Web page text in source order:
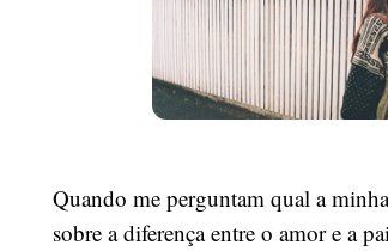
Quando me perguntam qual a
sobre a diferença entre o amor e a